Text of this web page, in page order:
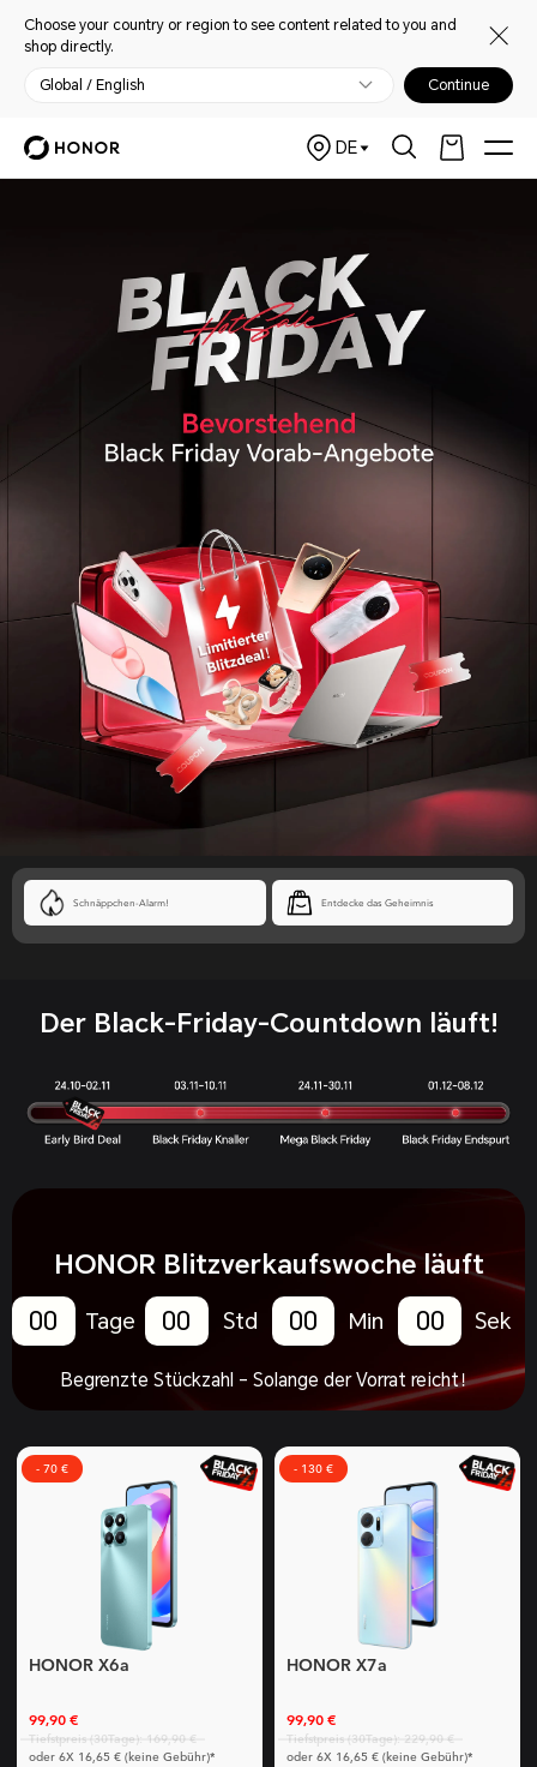
Choose your country or region to see content related to you and
shop directly.
Global / English Continue
DE
Schnäppchen-Alarm! Entdecke das Geheimnis
Der Black-Friday-Countdown läuft!
HONOR Blitzverkaufswoche läuft
00
Tage 00 Std 00 Min 00 Sek
Begrenzte Stückzahl – Solange der Vorrat reicht！
HONOR X6a
99,90 €
Tiefstpreis (30Tage): 169,90 €
oder 6X 16,65 € (keine Gebühr)*
- 70 €
HONOR X7a
99,90 €
Tiefstpreis (30Tage): 229,90 €
oder 6X 16,65 € (keine Gebühr)*
- 130 €